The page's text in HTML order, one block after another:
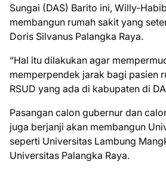
Sungai (DAS) Barito ini, Willy-
membangun rumah sakit yang
Doris Silvanus Palangka Raya.
“Hal itu dilakukan agar
memperpendek jarak bagi pasien
RSUD yang ada di kabupaten di
Pasangan calon gubernur dan
juga berjanji akan membangun
seperti Universitas Lambung
Universitas Palangka Raya.